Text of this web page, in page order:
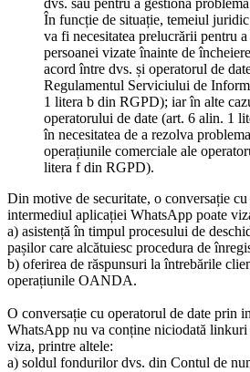
dvs. sau pentru a gestiona
În funcție de situație, temeiul
va fi necesitatea prelucrării pentru
persoanei vizate înainte de
acord între dvs. și operatorul de
Regulamentul Serviciului de
1 litera b din RGPD); iar în alte
operatorului de date (art. 6 alin. 1
în necesitatea de a rezolva
operațiunile comerciale ale
litera f din RGPD).
Din motive de securitate, o conversație
intermediul aplicației WhatsApp poate
a) asistență în timpul procesului de
pașilor care alcătuiesc procedura de
b) oferirea de răspunsuri la întrebările
operațiunile OANDA.
O conversație cu operatorul de date prin
WhatsApp nu va conține niciodată linkuri
viza, printre altele:
a) soldul fondurilor dvs. din Contul de